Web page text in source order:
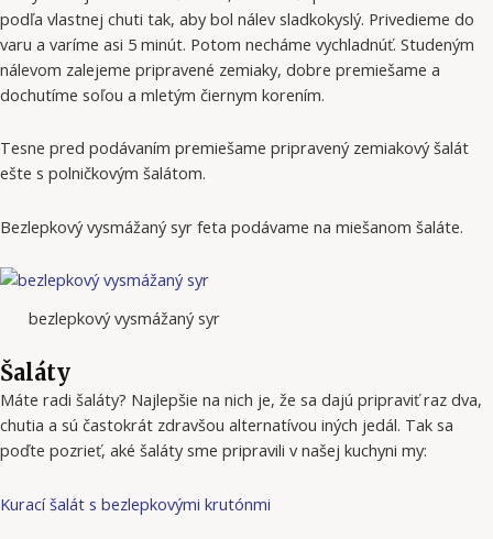
podľa vlastnej chuti tak, aby bol nálev sladkokyslý. Privedieme do
varu a varíme asi 5 minút. Potom necháme vychladnúť. Studeným
nálevom zalejeme pripravené zemiaky, dobre premiešame a
dochutíme soľou a mletým čiernym korením.
Tesne pred podávaním premiešame pripravený zemiakový šalát
ešte s polničkovým šalátom.
Bezlepkový vysmážaný syr feta podávame na miešanom šaláte.
bezlepkový vysmážaný syr
Šaláty
Máte radi šaláty? Najlepšie na nich je, že sa dajú pripraviť raz dva,
chutia a sú častokrát zdravšou alternatívou iných jedál. Tak sa
poďte pozrieť, aké šaláty sme pripravili v našej kuchyni my:
Kurací šalát s bezlepkovými krutónmi